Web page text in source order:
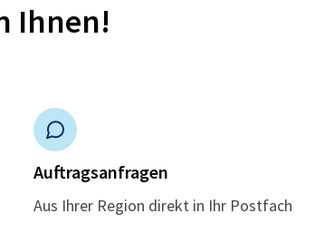
Ihnen!
Auftragsanfragen
Aus Ihrer Region direkt in Ihr Postfach